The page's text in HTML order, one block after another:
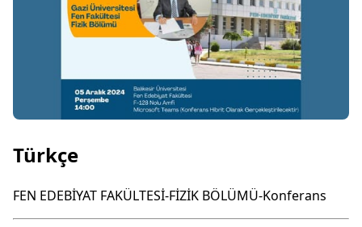
Türkçe
FEN EDEBİYAT FAKÜLTESİ-FİZİK BÖLÜMÜ-Konferans